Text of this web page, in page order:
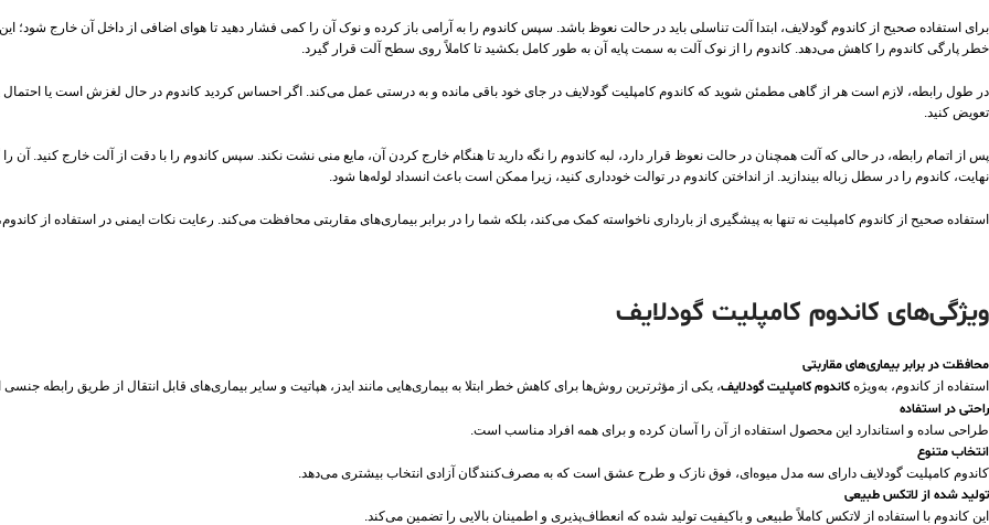
برای استفاده صحیح از کاندوم گودلایف، ابتدا آلت تناسلی باید در حالت نعوظ باشد. سپس کاندوم را به آرامی باز کرده و نوک آن را کمی فشار دهید تا هوای اضافی از داخل آن خارج
خطر پارگی کاندوم را کاهش می‌دهد. کاندوم را از نوک آلت به سمت پایه آن به طور کامل بکشید تا کاملاً روی سطح آلت قرار گیرد.
در طول رابطه، لازم است هر از گاهی مطمئن شوید که کاندوم کامپلیت گودلایف در جای خود باقی مانده و به درستی عمل می‌کند. اگر احساس کردید کاندوم در حال لغزش است یا احتمال
تعویض کنید.
پس از اتمام رابطه، در حالی که آلت همچنان در حالت نعوظ قرار دارد، لبه کاندوم را نگه دارید تا هنگام خارج کردن آن، مایع منی نشت نکند. سپس کاندوم را با دقت از آلت خارج کنید. آن
نهایت، کاندوم را در سطل زباله بیندازید. از انداختن کاندوم در توالت خودداری کنید، زیرا ممکن است باعث انسداد لوله‌ها شود.
استفاده صحیح از کاندوم کامپلیت نه تنها به پیشگیری از بارداری ناخواسته کمک می‌کند، بلکه شما را در برابر بیماری‌های مقاربتی محافظت می‌کند. رعایت نکات ایمنی در استفاده از
ویژگی‌های کاندوم کامپلیت گودلایف
محافظت در برابر بیماری‌های مقاربتی
استفاده از کاندوم، به‌ویژه کاندوم کامپلیت گودلایف، یکی از مؤثرترین روش‌ها برای کاهش خطر ابتلا به بیماری‌هایی مانند ایدز، هپاتیت و سایر بیماری‌های قابل انتقال از طریق رابطه
راحتی در استفاده
طراحی ساده و استاندارد این محصول استفاده از آن را آسان کرده و برای همه افراد مناسب است.
انتخاب متنوع
کاندوم کامپلیت گودلایف دارای سه مدل میوه‌ای، فوق نازک و طرح عشق است که به مصرف‌کنندگان آزادی انتخاب بیشتری می‌دهد.
تولید شده از لاتکس طبیعی
این کاندوم با استفاده از لاتکس کاملاً طبیعی و باکیفیت تولید شده که انعطاف‌پذیری و اطمینان بالایی را تضمین می‌کند.